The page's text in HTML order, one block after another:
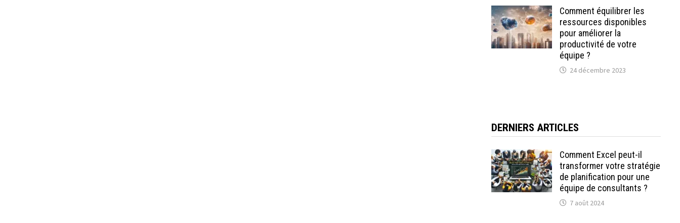
Comment équilibrer les
ressources disponibles
pour améliorer la
productivité de votre
équipe ?
24 décembre 2023
DERNIERS ARTICLES
Comment Excel peut-il
transformer votre stratégie
de planification pour une
équipe de consultants ?
7 août 2024